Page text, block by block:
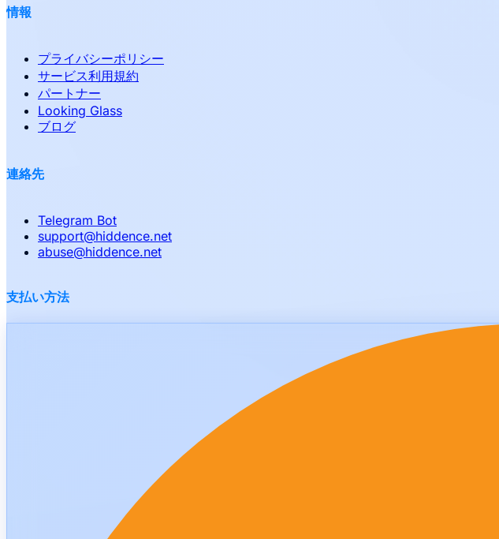
情報
プライバシーポリシー
サービス利用規約
パートナー
Looking Glass
ブログ
連絡先
Telegram Bot
support@hiddence.net
abuse@hiddence.net
支払い方法